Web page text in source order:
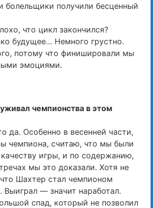
болельщики получили бесценный
что цикл закончился?
будущее… Немного грустно.
потому что финишировали мы
эмоциями.
чемпионства в этом
да. Особенно в весенней части,
чемпиона, считаю, что мы были
игры, и по содержанию,
мы это доказали. Хотя не
что Шахтер стал чемпионом
Выиграл — значит наработал.
спад, который не позволил